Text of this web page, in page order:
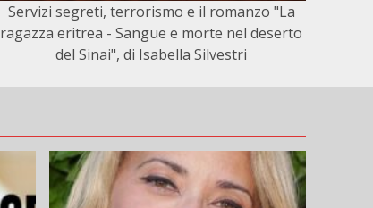
Servizi segreti, terrorismo e il romanzo "La
ragazza eritrea - Sangue e morte nel deserto
del Sinai", di Isabella Silvestri